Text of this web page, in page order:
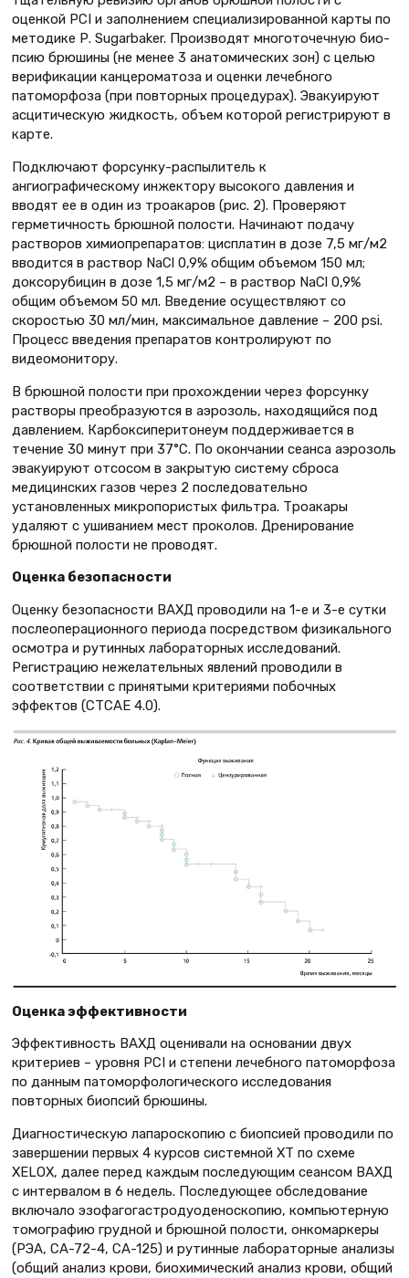
оценкой PCI и заполнением специализированной карты по
методике Р. Sugarbaker. Производят многоточечную био-
псию брюшины (не менее 3 анатомических зон) с целью
верификации канцероматоза и оценки лечебного
патоморфоза (при повторных процедурах). Эвакуируют
асцитическую жидкость, объем которой регистрируют в
карте.
Подключают форсунку-распылитель к
ангиографическому инжектору высокого давления и
вводят ее в один из троакаров (рис. 2). Проверяют
герметичность брюшной полости. Начинают подачу
растворов химиопрепаратов: цисплатин в дозе 7,5 мг/м2
вводится в раствор NaCl 0,9% общим объемом 150 мл;
доксорубицин в дозе 1,5 мг/м2 – в раствор NaCl 0,9%
общим объемом 50 мл. Введение осуществляют со
скоростью 30 мл/мин, максимальное давление – 200 psi.
Процесс введения препаратов контролируют по
видеомонитору.
В брюшной полости при прохождении через форсунку
растворы преобразуются в аэрозоль, находящийся под
давлением. Карбоксиперитонеум поддерживается в
течение 30 минут при 37°С. По окончании сеанса аэрозоль
эвакуируют отсосом в закрытую систему сброса
медицинских газов через 2 последовательно
установленных микропористых фильтра. Троакары
удаляют с ушиванием мест проколов. Дренирование
брюшной полости не проводят.
Оценка безопасности
Оценку безопасности ВАХД проводили на 1-е и 3-е сутки
послеоперационного периода посредством физикального
осмотра и рутинных лабораторных исследований.
Регистрацию нежелательных явлений проводили в
соответствии с принятыми критериями побочных
эффектов (CTCAE 4.0).
Оценка эффективности
Эффективность ВАХД оценивали на основании двух
критериев – уровня PCI и степени лечебного патоморфоза
по данным патоморфологического исследования
повторных биопсий брюшины.
Диагностическую лапароскопию с биопсией проводили по
завершении первых 4 курсов системной ХТ по схеме
XELOX, далее перед каждым последующим сеансом ВАХД
с интервалом в 6 недель. Последующее обследование
включало эзофагогастродуоденоскопию, компьютерную
томографию грудной и брюшной полости, онкомаркеры
(РЭА, СА-72-4, СА-125) и рутинные лабораторные анализы
(общий анализ крови, биохимический анализ крови, общий